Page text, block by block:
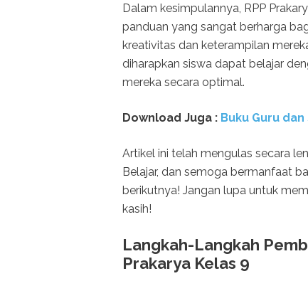
Dalam kesimpulannya, RPP
panduan yang sangat berharga
kreativitas dan keterampilan
diharapkan siswa dapat belajar
mereka secara optimal.
Download Juga : Buku Guru
Artikel ini telah mengulas secara
Belajar, dan semoga bermanfaat
berikutnya! Jangan lupa untuk
kasih!
Langkah-Langkah
Prakarya Kelas 9